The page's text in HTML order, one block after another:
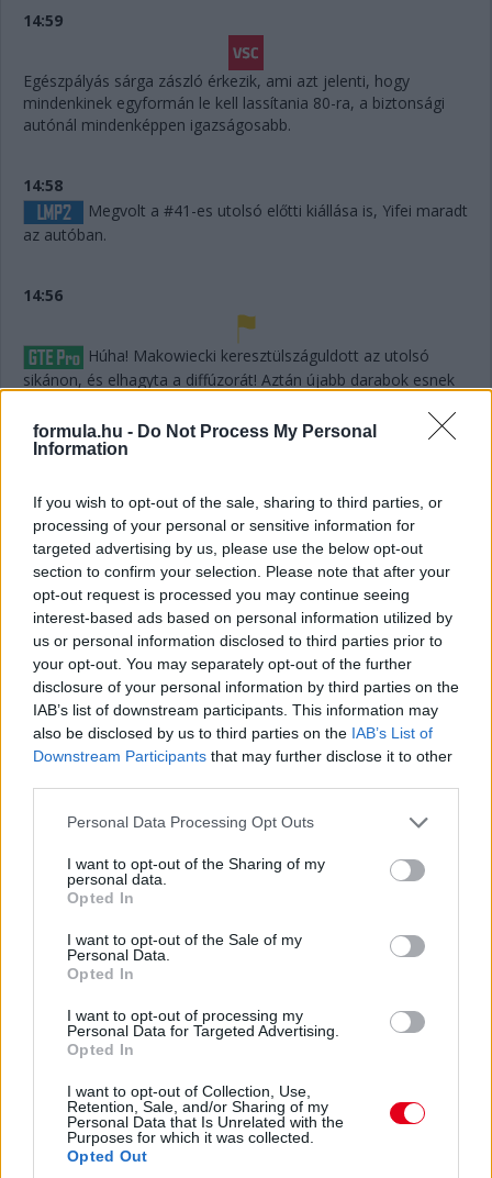
formula.hu - Do Not Process My Personal
Information
If you wish to opt-out of the sale, sharing to third parties, or
processing of your personal or sensitive information for
targeted advertising by us, please use the below opt-out
section to confirm your selection. Please note that after your
opt-out request is processed you may continue seeing
interest-based ads based on personal information utilized by
us or personal information disclosed to third parties prior to
your opt-out. You may separately opt-out of the further
disclosure of your personal information by third parties on the
IAB’s list of downstream participants. This information may
also be disclosed by us to third parties on the IAB’s List of
Downstream Participants that may further disclose it to other
Please note that this website/app uses one or more Google
not limited to your visit or usage behaviour. You may click to
grant or deny consent to Google and its third-party tags to
use your data for below specified purposes in below Google
consent section.
Personal Data Processing Opt Outs
I want to opt-out of the Sharing of my
personal data.
Opted In
I want to opt-out of the Sale of my
Personal Data.
Opted In
I want to opt-out of processing my
Personal Data for Targeted Advertising.
Opted In
I want to opt-out of Collection, Use,
Retention, Sale, and/or Sharing of my
Personal Data that Is Unrelated with the
Purposes for which it was collected.
Opted Out
14:59
Egészpályás sárga zászló érkezik, ami azt jelenti, hogy
mindenkinek egyformán le kell lassítania 80-ra, a biztonsági
autónál mindenképpen igazságosabb.
14:58
Megvolt a #41-es utolsó előtti kiállása is, Yifei maradt
az autóban.
14:56
Húha! Makowiecki keresztülszáguldott az utolsó
sikánon, és elhagyta a diffúzorát! Aztán újabb darabok esnek
versenyző elmondása szerint.
A hátsó gumikat le tudták ugyan cserélni, de megint
ugrálni kellett az autón, mert az emelő, az bizony továbbra
sem működik rendesen.
14:53
Hajjajj... A #31-es kerékcserén. Vajon most sima
lesz?
14:46
A PR1 Mathiasen azóta sem jött ki, hivatalosan nem
estek ki, de semmi jele nincs annak, hogy ez az autó még
megmozdulna. Maradtak 45-en.
Egyre közelebb az eső. Egyre-egyre közelebb.
Akárhogy számolom, a két WRT-nek még két-két
kiállása lesz, hacsak nem jön egy hosszabb megszakítás,
lassú zóna, safety car, vagy ilyesmi.